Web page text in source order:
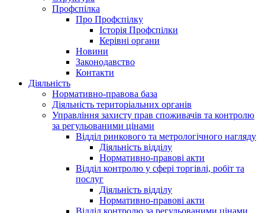
Профспілка
Про Профспілку
Історія Профспілки
Керівні органи
Новини
Законодавство
Контакти
Діяльність
Нормативно-правова база
Діяльність територіальних органів
Управління захисту прав споживачів та контролю
за регульованими цінами
Відділ ринкового та метрологічного нагляду
Діяльність відділу
Нормативно-правові акти
Відділ контролю у сфері торгівлі, робіт та
послуг
Діяльність відділу
Нормативно-правові акти
Відділ контролю за регульованими цінами